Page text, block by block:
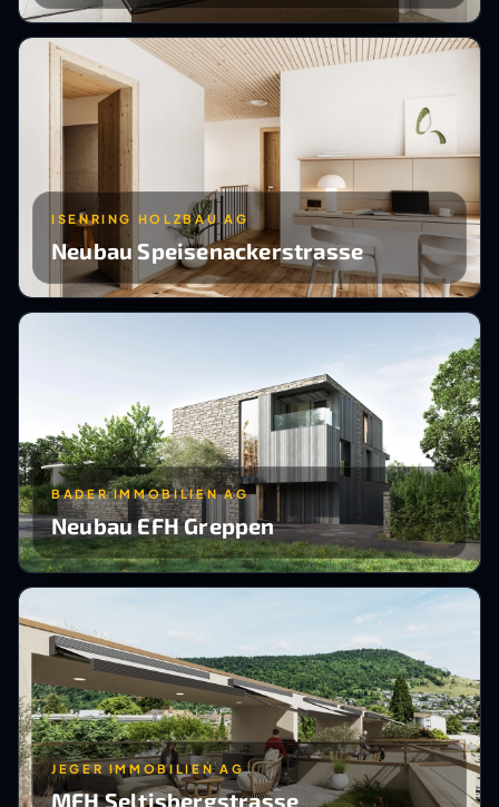
ISENRING HOLZBAU AG
Neubau Speisenackerstrasse
BADER IMMOBILIEN AG
Neubau EFH Greppen
JEGER IMMOBILIEN AG
MFH Seltisbergstrasse